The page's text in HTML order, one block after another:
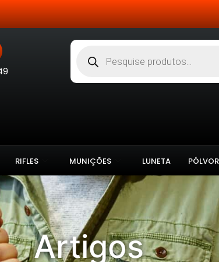
Site Blindado
RIFLES MUNIÇÕES LUNETA
Artigos